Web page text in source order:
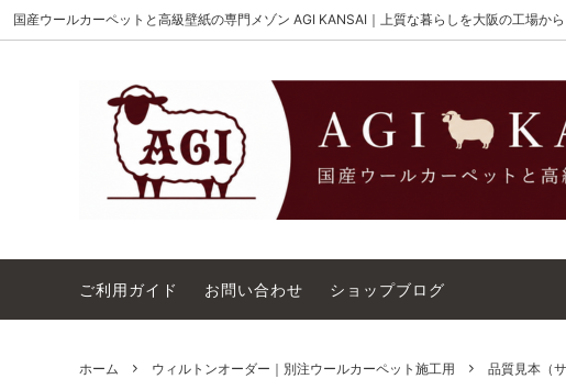
国産ウールカーペットと高級壁紙の専門メゾン AGI KANSAI｜上質な暮らしを大阪の工場から
MAISON AKIGAMI The Wilton
ウィルトンオーダー｜別注ウールカーペ
コットンテープ｜10cm幅 カーペットクリー
施工用ウールカーペット ウールラグ
AGI KANSAI について カーペットガイド
ご利用ガイド お問い合わせ ショップブログ
ホーム ウィルトンオーダー｜別注ウールカーペット施工用 品質見本（サ